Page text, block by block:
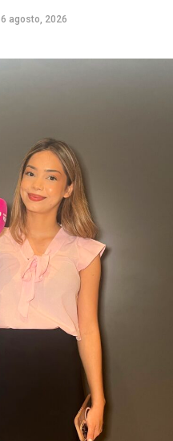
6 agosto, 2026